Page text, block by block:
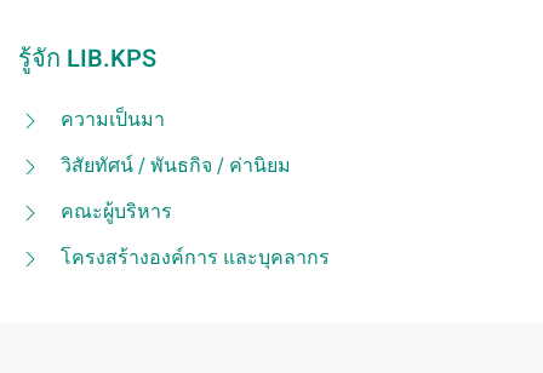
รู้จัก LIB.KPS
ความเป็นมา
วิสัยทัศน์ / พันธกิจ / ค่านิยม
คณะผู้บริหาร
โครงสร้างองค์การ และบุคลากร